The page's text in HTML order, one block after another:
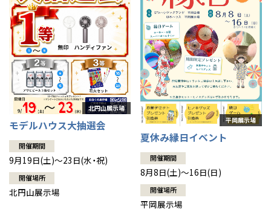
モデルハウス大抽選会
開催期間
9月19日(土)～23日(水・祝)
開催場所
北円山展示場
夏休み縁日イベント
開催期間
8月8日(土)～16日(日)
開催場所
平岡展示場